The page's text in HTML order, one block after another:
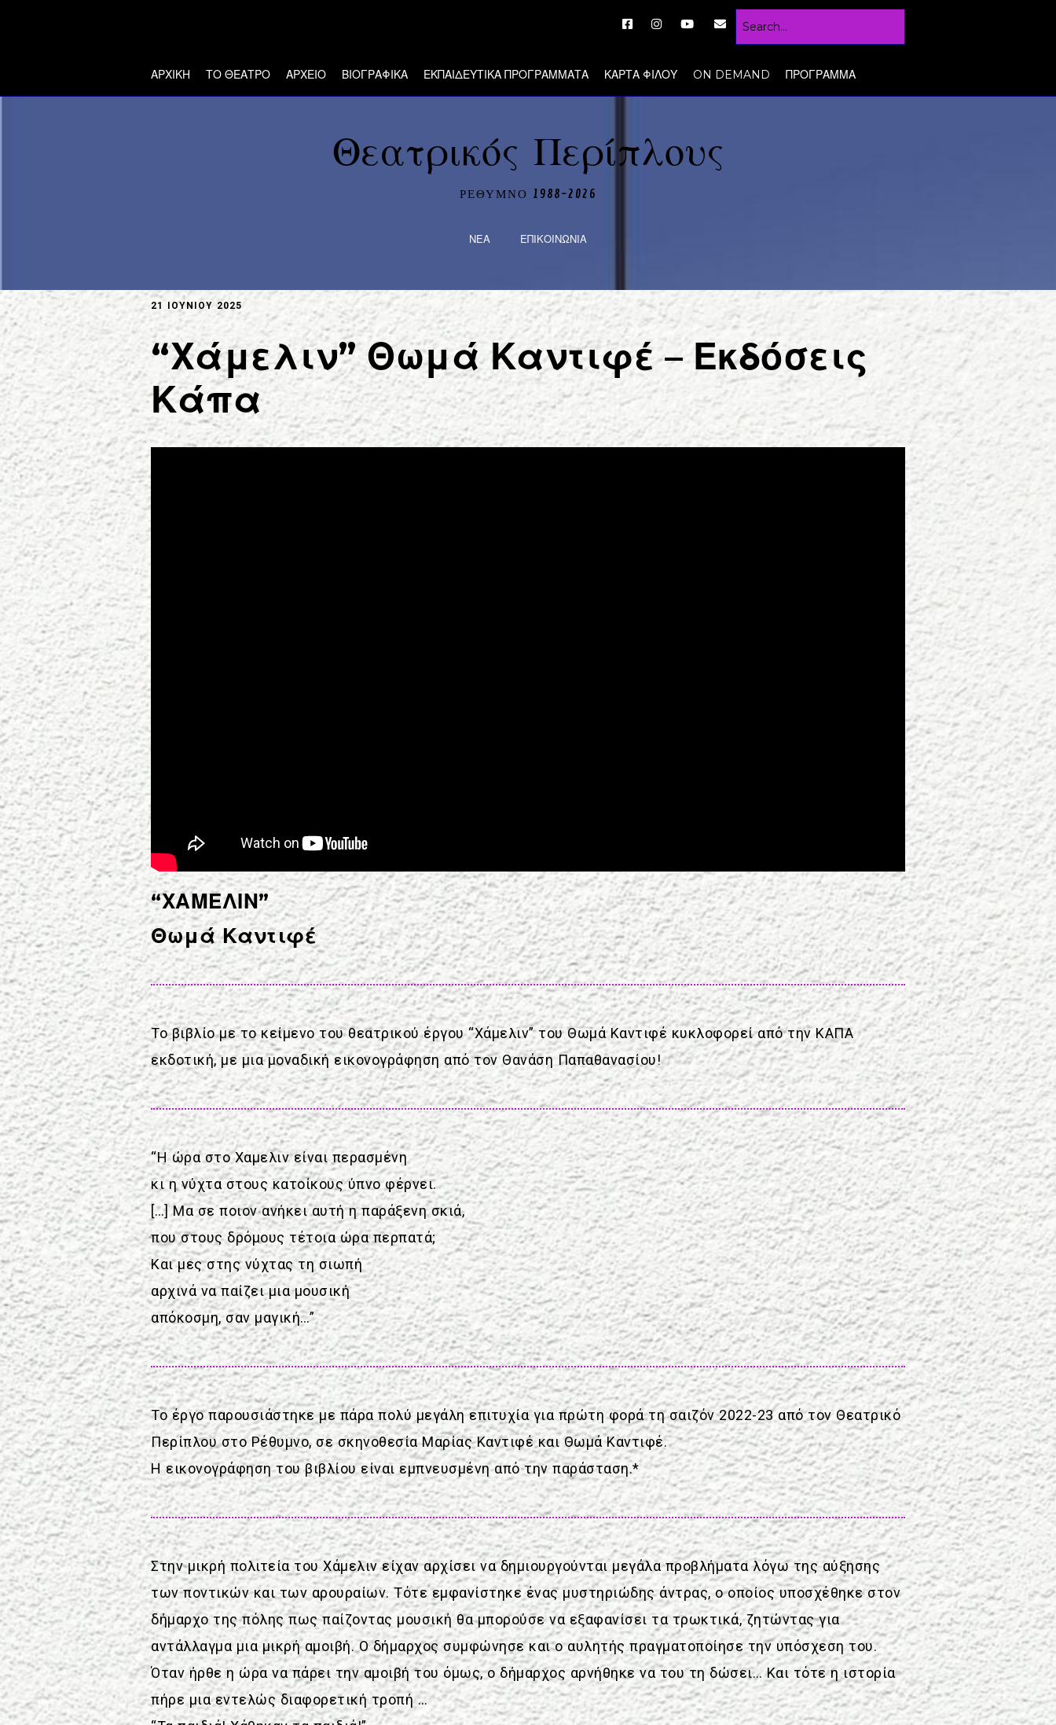
ΑΡΧΙΚΗ ΤΟ ΘΕΑΤΡΟ ΑΡΧΕΙΟ ΒΙΟΓΡΑΦΙΚΑ ΕΚΠΑΙΔΕΥΤΙΚΑ ΠΡΟΓΡΑΜΜΑΤΑ ΚΑΡΤΑ ΦΙΛΟΥ ON DEMAND ΠΡΟΓΡΑΜΜΑ
Θεατρικός Περίπλους
ΡΕΘΥΜΝΟ 1988-2026
ΝΕΑ ΕΠΙΚΟΙΝΩΝΙΑ
21 ΙΟΥΝΊΟΥ 2025
“Χάμελιν” Θωμά Καντιφέ – Εκδόσεις
Κάπα
“ΧΑΜΕΛΙΝ”
Θωμά Καντιφέ
Το βιβλίο με το κείμενο του θεατρικού έργου “Χάμελιν” του Θωμά Καντιφέ κυκλοφορεί από την ΚΑΠΑ
εκδοτική, με μια μοναδική εικονογράφηση από τον Θανάση Παπαθανασίου!
“Η ώρα στο Χαμελιν είναι περασμένη
κι η νύχτα στους κατοίκους ύπνο φέρνει.
[…] Μα σε ποιον ανήκει αυτή η παράξενη σκιά,
που στους δρόμους τέτοια ώρα περπατά;
Και μες στης νύχτας τη σιωπή
αρχινά να παίζει μια μουσική
απόκοσμη, σαν μαγική…”
Το έργο παρουσιάστηκε με πάρα πολύ μεγάλη επιτυχία για πρώτη φορά τη σαιζόν 2022-23 από τον Θεατρικό
Περίπλου στο Ρέθυμνο, σε σκηνοθεσία Μαρίας Καντιφέ και Θωμά Καντιφέ.
Η εικονογράφηση του βιβλίου είναι εμπνευσμένη από την παράσταση.*
Στην μικρή πολιτεία του Χάμελιν είχαν αρχίσει να δημιουργούνται μεγάλα προβλήματα λόγω της αύξησης
των ποντικών και των αρουραίων. Τότε εμφανίστηκε ένας μυστηριώδης άντρας, ο οποίος υποσχέθηκε στον
δήμαρχο της πόλης πως παίζοντας μουσική θα μπορούσε να εξαφανίσει τα τρωκτικά, ζητώντας για
αντάλλαγμα μια μικρή αμοιβή. Ο δήμαρχος συμφώνησε και ο αυλητής πραγματοποίησε την υπόσχεση του.
Όταν ήρθε η ώρα να πάρει την αμοιβή του όμως, ο δήμαρχος αρνήθηκε να του τη δώσει… Και τότε η ιστορία
πήρε μια εντελώς διαφορετική τροπή …